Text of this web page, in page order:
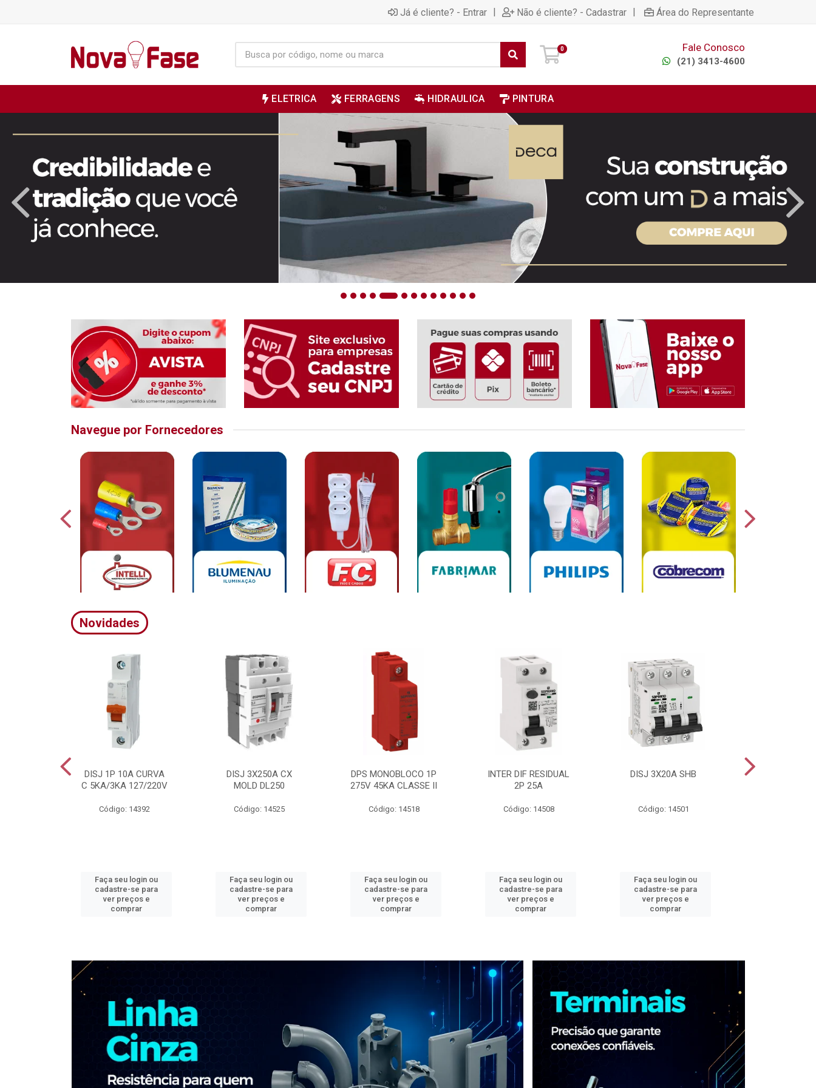
Já é cliente? - Entrar | Não é cliente? - Cadastrar | Área do Representante
0 Fale Conosco
(21) 3413-4600
ELETRICA FERRAGENS HIDRAULICA PINTURA
Navegue por Fornecedores
Novidades
DISJ 1P 10A CURVA
C 5KA/3KA 127/220V
Código: 14392
Faça seu login ou
cadastre-se para
ver preços e
comprar
DISJ 3X250A CX
MOLD DL250
Código: 14525
Faça seu login ou
cadastre-se para
ver preços e
comprar
DPS MONOBLOCO 1P
275V 45KA CLASSE II
Código: 14518
Faça seu login ou
cadastre-se para
ver preços e
comprar
INTER DIF RESIDUAL
2P 25A
Código: 14508
Faça seu login ou
cadastre-se para
ver preços e
comprar
DISJ 3X20A SHB
Código: 14501
Faça seu login ou
cadastre-se para
ver preços e
comprar